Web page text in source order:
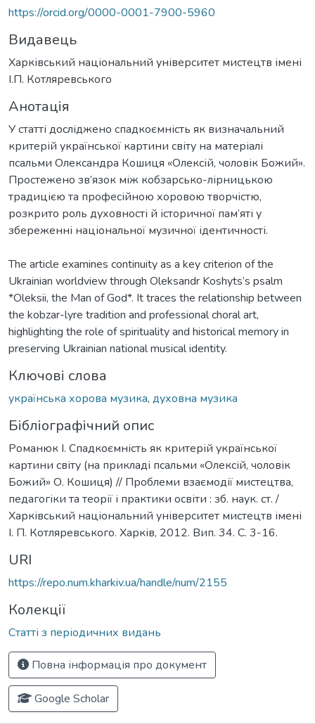
https://orcid.org/0000-0001-7900-5960
Видавець
Харківський національний університет мистецтв імені
І.П. Котляревського
Анотація
У статті досліджено спадкоємність як визначальний
критерій української картини світу на матеріалі
псальми Олександра Кошиця «Олексій, чоловік Божий».
Простежено зв’язок між кобзарсько-лірницькою
традицією та професійною хоровою творчістю,
розкрито роль духовності й історичної пам’яті у
збереженні національної музичної ідентичності.
The article examines continuity as a key criterion of the
Ukrainian worldview through Oleksandr Koshyts’s psalm
*Oleksii, the Man of God*. It traces the relationship between
the kobzar-lyre tradition and professional choral art,
highlighting the role of spirituality and historical memory in
preserving Ukrainian national musical identity.
Ключові слова
українська хорова музика, духовна музика
Бібліографічний опис
Романюк І. Спадкоємність як критерій української
картини світу (на прикладі псальми «Олексій, чоловік
Божий» О. Кошиця) // Проблеми взаємодії мистецтва,
педагогіки та теорії і практики освіти : зб. наук. ст. /
Харківський національний університет мистецтв імені
І. П. Котляревського. Харків, 2012. Вип. 34. С. 3-16.
URI
https://repo.num.kharkiv.ua/handle/num/2155
Колекції
Статті з періодичних видань
Повна інформація про документ
Google Scholar